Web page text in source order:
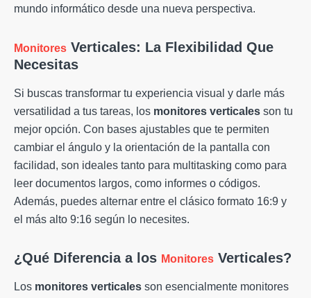
mundo informático desde una nueva perspectiva.
Monitores Verticales: La Flexibilidad Que
Necesitas
Si buscas transformar tu experiencia visual y darle más
versatilidad a tus tareas, los monitores verticales son tu
mejor opción. Con bases ajustables que te permiten
cambiar el ángulo y la orientación de la pantalla con
facilidad, son ideales tanto para multitasking como para
leer documentos largos, como informes o códigos.
Además, puedes alternar entre el clásico formato 16:9 y
el más alto 9:16 según lo necesites.
¿Qué Diferencia a los Monitores Verticales?
Los monitores verticales son esencialmente monitores